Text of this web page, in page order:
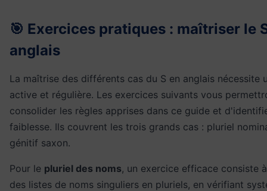
🎯 Exercices pratiques : maîtriser le
anglais
La maîtrise des différents cas du S en anglais nécessite
active et régulière. Les exercices suivants vous
consolider les règles apprises dans ce guide et
faiblesse. Ils couvrent les trois grands cas : pluriel
génitif saxon.
Pour le pluriel des noms, un exercice efficace consiste
des listes de noms singuliers en pluriels, en vérifiant